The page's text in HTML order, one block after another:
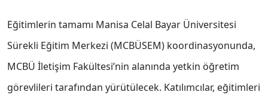
Eğitimlerin tamamı Manisa Celal Bayar Üniversitesi
Sürekli Eğitim Merkezi (MCBÜSEM) koordinasyonunda,
MCBÜ İletişim Fakültesi’nin alanında yetkin öğretim
görevlileri tarafından yürütülecek. Katılımcılar, eğitimleri